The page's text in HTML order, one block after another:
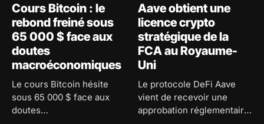
Cours Bitcoin : le
rebond freiné sous
65 000 $ face aux
doutes
macroéconomiques
Le cours Bitcoin hésite
sous 65 000 $ face aux
doutes
Aave obtient une
licence crypto
stratégique de la
FCA au Royaume-
Uni
Le protocole DeFi Aave
vient de recevoir une
approbation réglementaire